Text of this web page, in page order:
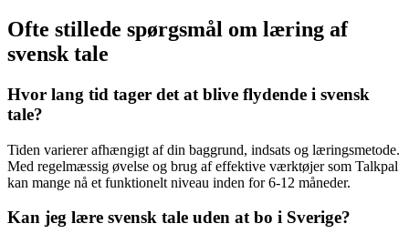
Ofte stillede spørgsmål om læring af
svensk tale
Hvor lang tid tager det at blive flydende i svensk
tale?
Tiden varierer afhængigt af din baggrund, indsats og læringsmetode.
Med regelmæssig øvelse og brug af effektive værktøjer som Talkpal
kan mange nå et funktionelt niveau inden for 6-12 måneder.
Kan jeg lære svensk tale uden at bo i Sverige?